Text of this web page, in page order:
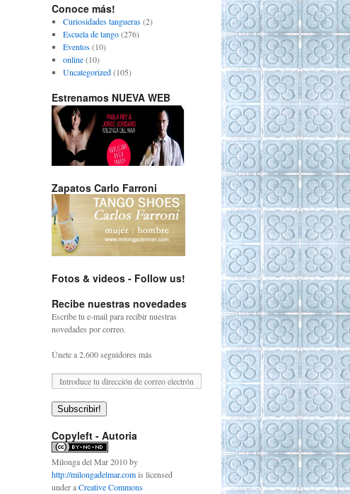
Conoce más!
Curiosidades tangueras(2)
Escuela de tango(276)
Eventos(10)
online(10)
Uncategorized(105)
Estrenamos NUEVA WEB
Zapatos Carlo Farroni
Fotos & videos - Follow us!
Recibe nuestras novedades
Escribe tu e-mail para recibir nuestras
novedades por correo.
Únete a 2.600 seguidores más
Subscribir!
Copyleft - Autoria
Milonga del Mar 2010by
http://milongadelmar.comis licensed
under aCreative Commons